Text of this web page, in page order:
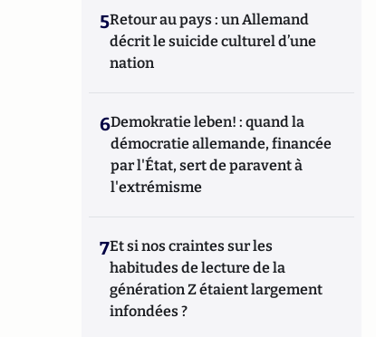
5Retour au pays : un Allemand
décrit le suicide culturel d’une
nation
6Demokratie leben! : quand la
démocratie allemande, financée
par l'État, sert de paravent à
l'extrémisme
7Et si nos craintes sur les
habitudes de lecture de la
génération Z étaient largement
infondées ?